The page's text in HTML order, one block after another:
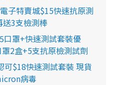
子特賣城$15快速抗原測
送3支檢測棒
口罩+快速測試套裝優
2盒+5支抗原檢測試劑
可$18快速測試套裝 現貨
病毒